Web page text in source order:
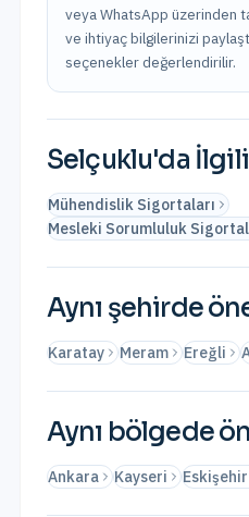
veya WhatsApp üzerinden
ve ihtiyaç bilgilerinizi
seçenekler değerlendirilir.
Selçuklu'da
Mühendislik Sigortaları
Mesleki Sorumluluk
Aynı şehirde
Karatay Meram Ereğli
Aynı bölgede
Ankara Kayseri Eskişehir